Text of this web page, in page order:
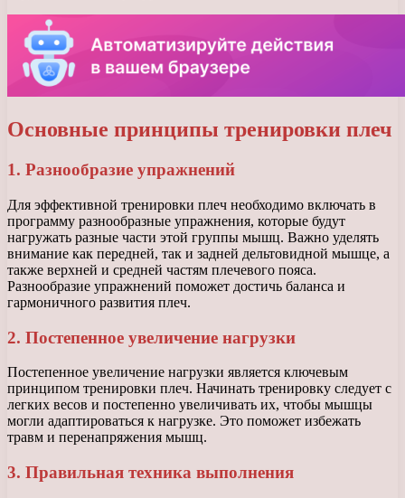
Основные принципы тренировки плеч
1. Разнообразие упражнений
Для эффективной тренировки плеч необходимо включать в
программу разнообразные упражнения, которые будут
нагружать разные части этой группы мышц. Важно уделять
внимание как передней, так и задней дельтовидной мышце, а
также верхней и средней частям плечевого пояса.
Разнообразие упражнений поможет достичь баланса и
гармоничного развития плеч.
2. Постепенное увеличение нагрузки
Постепенное увеличение нагрузки является ключевым
принципом тренировки плеч. Начинать тренировку следует с
легких весов и постепенно увеличивать их, чтобы мышцы
могли адаптироваться к нагрузке. Это поможет избежать
травм и перенапряжения мышц.
3. Правильная техника выполнения